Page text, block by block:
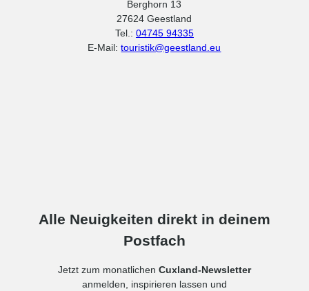
Berghorn 13
27624 Geestland
Tel.: 04745 94335
E-Mail:touristik@geestland.eu
Alle Neuigkeiten direkt in deinem
Postfach
Jetzt zum monatlichen Cuxland-Newsletter
anmelden, inspirieren lassen und